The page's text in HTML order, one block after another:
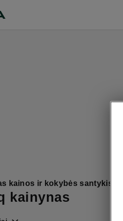
kainos ir kokybės santykis
kainynas